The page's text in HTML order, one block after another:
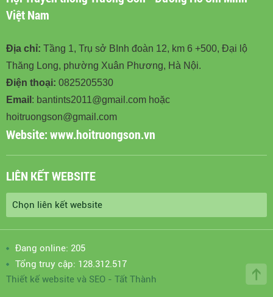
Việt Nam
Địa chỉ: Tầng 1, Trụ sở BInh đoàn 12, km 6 +500, Đại lộ
Thăng Long, phường Xuân Phương, Hà Nội.
Điện thoại: 0825205530
Email : bantints2011@gmail.com hoặc
hoitruongson@gmail.com
Website:www.hoitruongson.vn
LIÊN KẾT WEBSITE
Đang online: 205
Tổng truy cập: 128.312.517
Thiết kế website và SEO - Tất Thành